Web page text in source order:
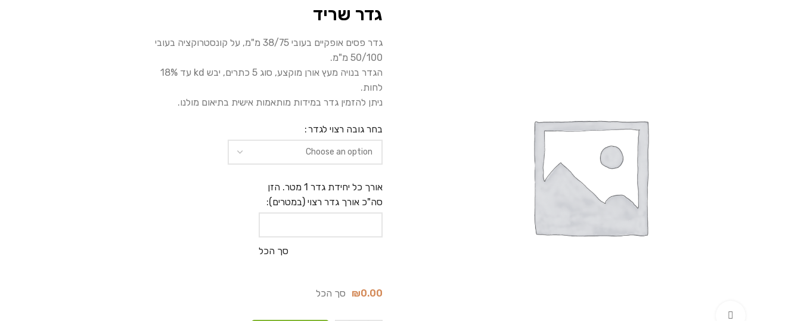
גדר שריד
גדר פסים אופקיים בעובי 38/75 מ"מ, על קונסטרוקציה בעובי
50/100 מ"מ.
הגדר בנויה מעץ אורן מוקצע, סוג 5 כתרים, יבש kd עד 18%
לחות.
ניתן להזמין גדר במידות מותאמות אישית בתיאום מולנו.
בחר גובה רצוי לגדר
אורך כל יחידת גדר 1 מטר. הזן
סה"כ אורך גדר רצוי (במטרים):
סך הכל
סך הכל ₪0.00